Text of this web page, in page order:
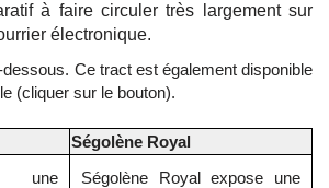
à faire circuler très largement sur
électronique.
Ce tract est également disponible
(cliquer sur le bouton).
Ségolène Royal
une
Ségolène Royal expose une